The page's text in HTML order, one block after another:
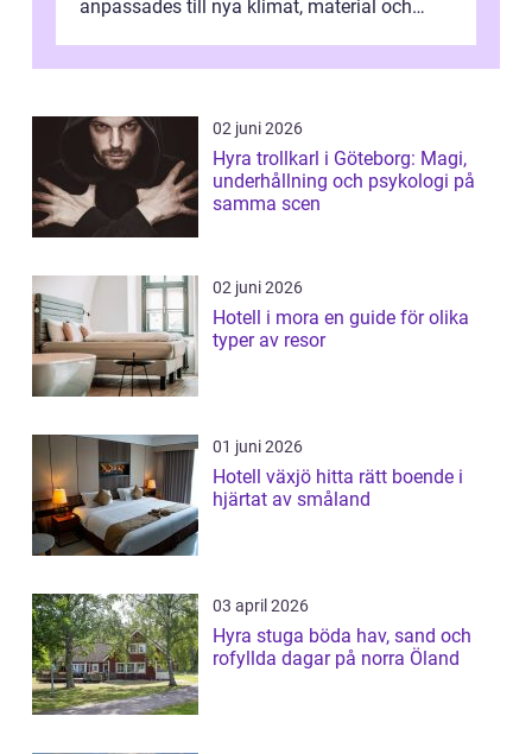
anpassades till nya klimat, material och
02 juni 2026
Hyra trollkarl i Göteborg: Magi,
underhållning och psykologi på
samma scen
02 juni 2026
Hotell i mora en guide för olika
typer av resor
01 juni 2026
Hotell växjö hitta rätt boende i
hjärtat av småland
03 april 2026
Hyra stuga böda hav, sand och
rofyllda dagar på norra Öland